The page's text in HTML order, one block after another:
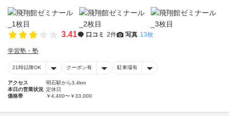
3.41 口コミ 2件 写真 13枚
学習塾・塾
21時以降OK クーポン有 駐車場有
アクセス
明石駅から3.4km
本日の営業状況 定休日
価格帯
￥4,400〜￥33,000